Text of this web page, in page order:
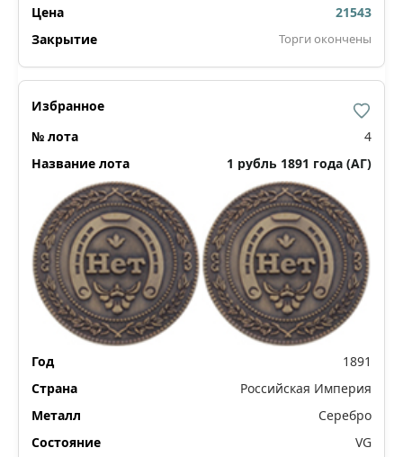
21543
Торги окончены
4
1 рубль 1891 года (АГ)
1891
Российская Империя
Серебро
VG